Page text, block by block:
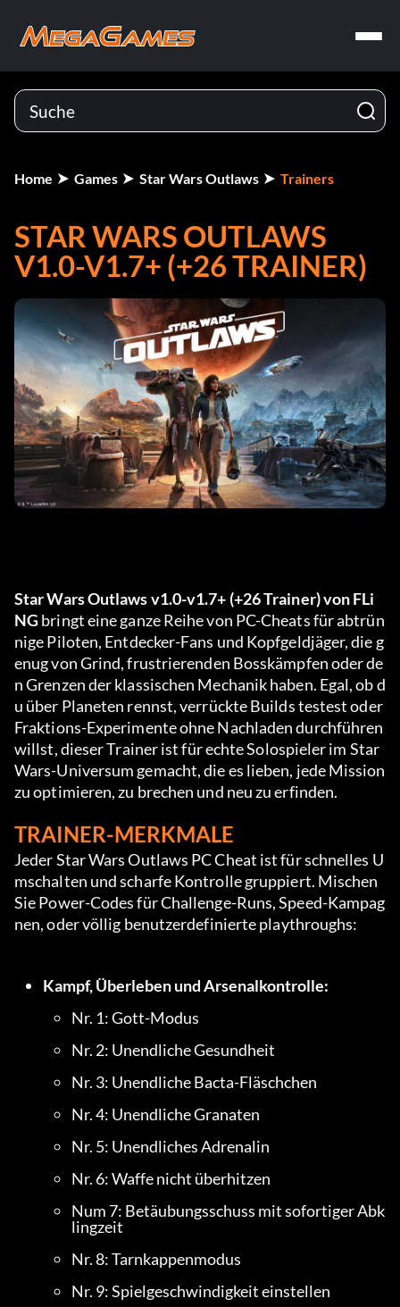
Home Games Star Wars Outlaws Trainers
STAR WARS OUTLAWS
V1.0-V1.7+ (+26 TRAINER)
Star Wars Outlaws v1.0-v1.7+ (+26 Trainer) von FLi
NG bringt eine ganze Reihe von PC-Cheats für abtrün
nige Piloten, Entdecker-Fans und Kopfgeldjäger, die g
enug von Grind, frustrierenden Bosskämpfen oder de
n Grenzen der klassischen Mechanik haben. Egal, ob d
u über Planeten rennst, verrückte Builds testest oder
Fraktions-Experimente ohne Nachladen durchführen
willst, dieser Trainer ist für echte Solospieler im Star
Wars-Universum gemacht, die es lieben, jede Mission
zu optimieren, zu brechen und neu zu erfinden.
TRAINER-MERKMALE
Jeder Star Wars Outlaws PC Cheat ist für schnelles U
mschalten und scharfe Kontrolle gruppiert. Mischen
Sie Power-Codes für Challenge-Runs, Speed-Kampag
nen, oder völlig benutzerdefinierte playthroughs:
Kampf, Überleben und Arsenalkontrolle:
Nr. 1: Gott-Modus
Nr. 2: Unendliche Gesundheit
Nr. 3: Unendliche Bacta-Fläschchen
Nr. 4: Unendliche Granaten
Nr. 5: Unendliches Adrenalin
Nr. 6: Waffe nicht überhitzen
Num 7: Betäubungsschuss mit sofortiger Abk
lingzeit
Nr. 8: Tarnkappenmodus
Nr. 9: Spielgeschwindigkeit einstellen